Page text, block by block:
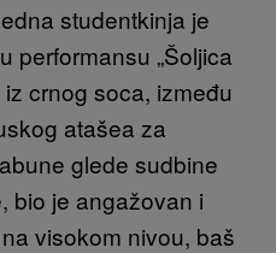
studentkinja je
performansu „Šoljica
crnog soca, između
atašea za
glede sudbine
bio je angažovan i
visokom nivou, baš